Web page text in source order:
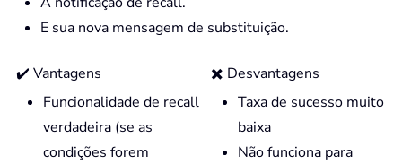
E sua nova mensagem de substituição.
✔️ Vantagens
✖️ Desvantagens
Funcionalidade de recall
verdadeira (se as
condições forem
Taxa de sucesso muito
baixa
Não funciona para